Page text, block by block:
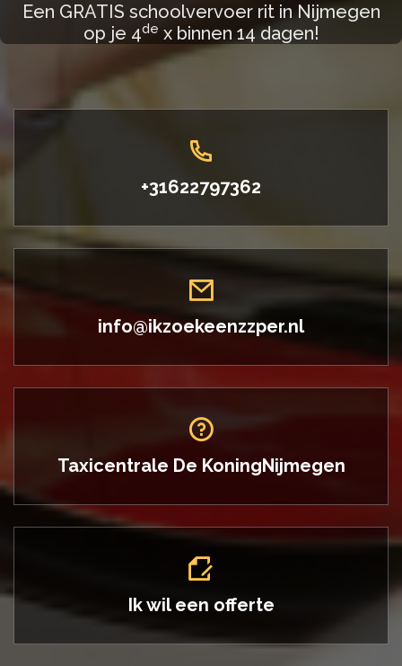
Een GRATIS schoolvervoer rit in Nijmegen
op je 4de x binnen 14 dagen!
+31622797362
info@ikzoekeenzzper.nl
Taxicentrale De KoningNijmegen
Ik wil een offerte